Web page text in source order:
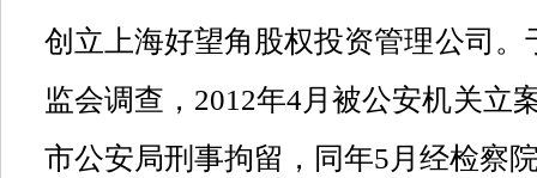
创立上海好望角股权投资管理公司。
监会调查， 2012年4月被公安机关立
市公安局刑事拘留，同年5 月经检察